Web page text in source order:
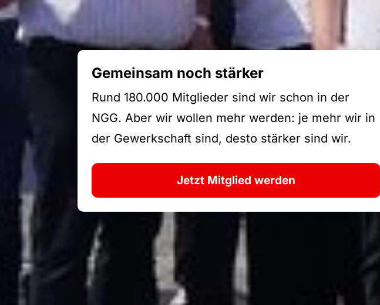
Gemeinsam noch stärker
Rund 180.000 Mitglieder sind wir schon in der
NGG. Aber wir wollen mehr werden: je mehr wir in
der Gewerkschaft sind, desto stärker sind wir.
Jetzt Mitglied werden